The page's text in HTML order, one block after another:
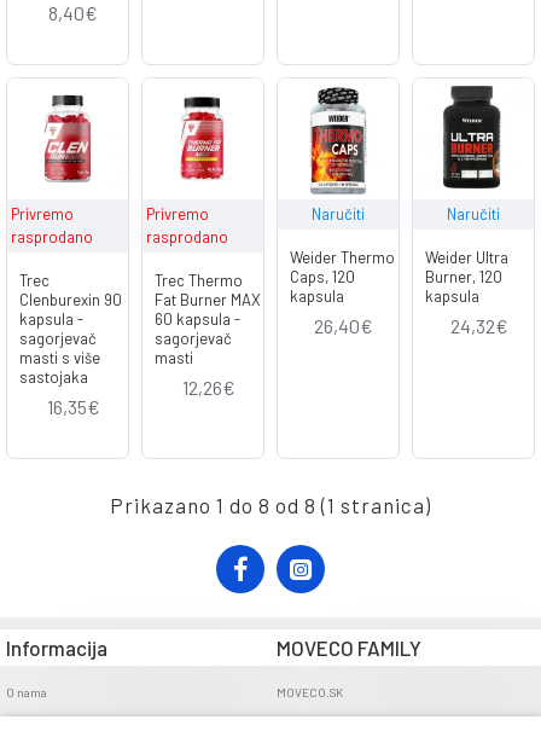
8,40€
Privremo
rasprodano
Trec
Clenburexin 90
kapsula -
sagorjevač
masti s više
sastojaka
16,35€
Privremo
rasprodano
Trec Thermo
Fat Burner MAX
60 kapsula -
sagorjevač
masti
12,26€
Naručiti
Weider Thermo
Caps, 120
kapsula
26,40€
Naručiti
Weider Ultra
Burner, 120
kapsula
24,32€
Prikazano 1 do 8 od 8 (1 stranica)
Informacija
O nama
MOVECO FAMILY
MOVECO.SK